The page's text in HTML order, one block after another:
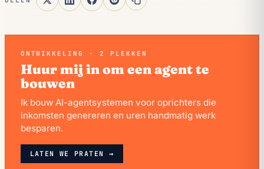
ONTWIKKELING · 2 PLEKKEN
Huur mij in om een agent te
bouwen
Ik bouw AI-agentsystemen voor oprichters die
inkomsten genereren en uren handmatig werk
besparen.
LATEN WE PRATEN →